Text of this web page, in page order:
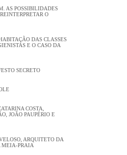
AS POSSIBILIDADES
O
DAS CLASSES
E O CASO DA
SECRETO
COSTA,
JOÃO PAUPÉRIO E
ARQUITETO DA
MEIA-PRAIA